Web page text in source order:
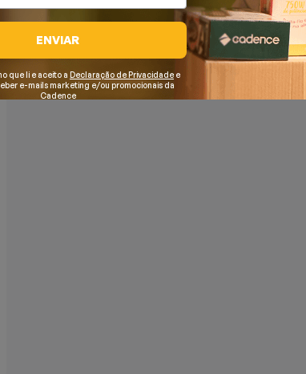
ENVIAR
que li e aceito a Declaração de Privacidade e
e-mails marketing e/ou promocionais da
Cadence